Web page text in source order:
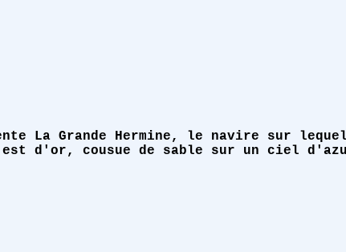
La Grande Hermine, le navire sur
d'or, cousue de sable sur un ciel d'azur